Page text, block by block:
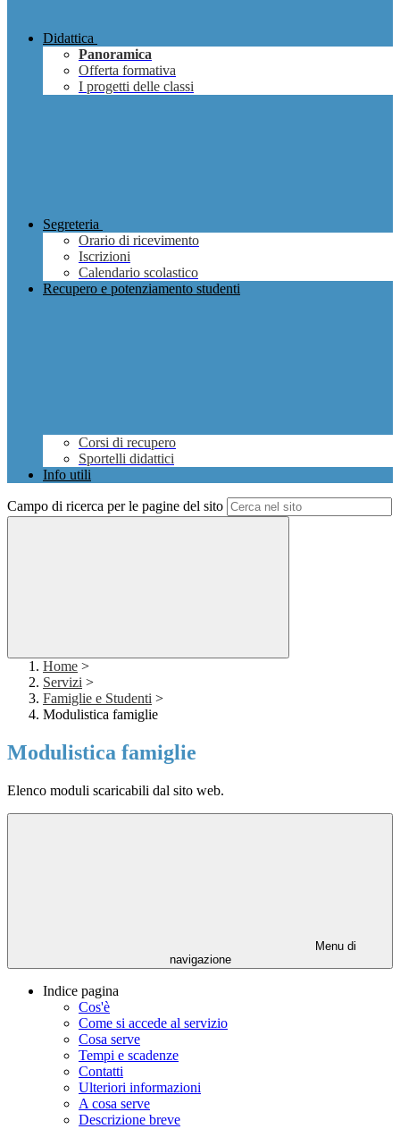
Didattica
Panoramica
Offerta formativa
I progetti delle classi
Segreteria
Orario di ricevimento
Iscrizioni
Calendario scolastico
Recupero e potenziamento studenti
Corsi di recupero
Sportelli didattici
Info utili
Campo di ricerca per le pagine del sito
Home >
Servizi >
Famiglie e Studenti >
Modulistica famiglie
Modulistica famiglie
Elenco moduli scaricabili dal sito web.
Menu di
navigazione
Indice pagina
Cos'è
Come si accede al servizio
Cosa serve
Tempi e scadenze
Contatti
Ulteriori informazioni
A cosa serve
Descrizione breve